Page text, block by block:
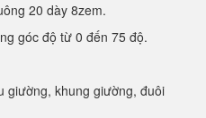
20 dày 8zem.
góc độ từ 0 đến 75 độ.
giường, khung giường, đuôi